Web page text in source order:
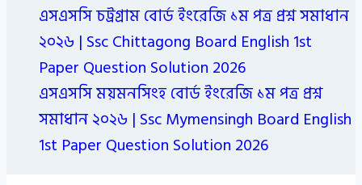
এসএসসি চট্রগ্রাম বোর্ড ইংরেজি ১ম পত্র প্রশ্ন সমাধান
২০২৬ | Ssc Chittagong Board English 1st
Paper Question Solution 2026
এসএসসি ময়মনসিংহ বোর্ড ইংরেজি ১ম পত্র প্রশ্ন
সমাধান ২০২৬ | Ssc Mymensingh Board English
1st Paper Question Solution 2026